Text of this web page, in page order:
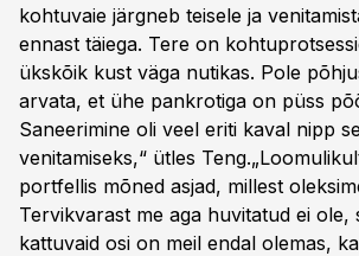
kohtuvaie järgneb teisele ja
ennast täiega. Tere on
ükskõik kust väga nutikas. Pole
arvata, et ühe pankrotiga on püss
Saneerimine oli veel eriti kaval nipp
venitamiseks,“ ütles
portfellis mõned asjad, millest
Tervikvarast me aga huvitatud ei ole,
kattuvaid osi on meil endal olemas,